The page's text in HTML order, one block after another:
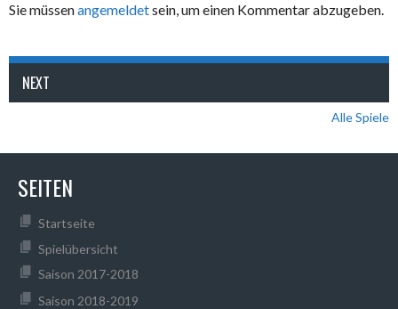
Sie müssenangemeldetsein, um einen Kommentar abzugeben.
NEXT
Alle Spiele
SEITEN
Startseite
Spielübersicht
Saison 2017-2018
Saison 2018-2019